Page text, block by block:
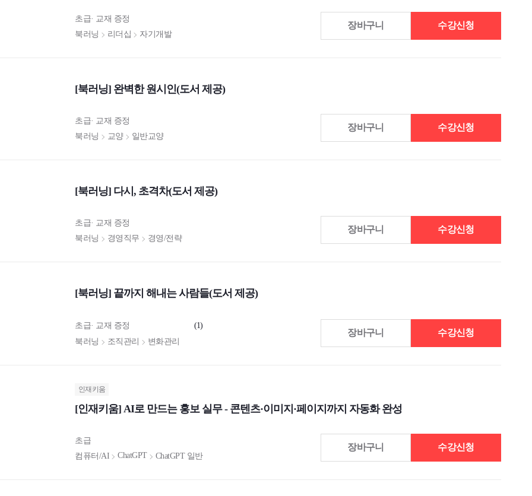
초급 교재 증정
북러닝
리더십 자기개발
장바구니 수강신청
[북러닝] 완벽한 원시인(도서 제공)
초급 교재 증정
북러닝
교양 일반교양
장바구니 수강신청
[북러닝] 다시, 초격차(도서 제공)
초급 교재 증정
북러닝
경영직무 경영/전략
장바구니 수강신청
[북러닝] 끝까지 해내는 사람들(도서 제공)
초급 교재 증정
(1)
북러닝
조직관리 변화관리
장바구니 수강신청
인재키움
[인재키움] AI로 만드는 홍보 실무 - 콘텐츠·이미지·페이지까지 자동화 완성
초급
컴퓨터/AI
ChatGPT ChatGPT 일반
장바구니 수강신청